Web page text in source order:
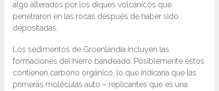
algo alterados por los diques volcánicos que
penetraron en las rocas después de haber sido
depositadas.
Los sedimentos de Groenlandia incluyen las
formaciones del hierro bandeado. Posiblemente estos
contienen carbono orgánico, lo que indicaría que las
primeras moléculas auto – replicantes que es una